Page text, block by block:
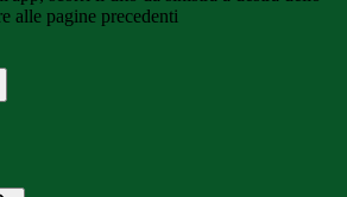
alle pagine precedenti